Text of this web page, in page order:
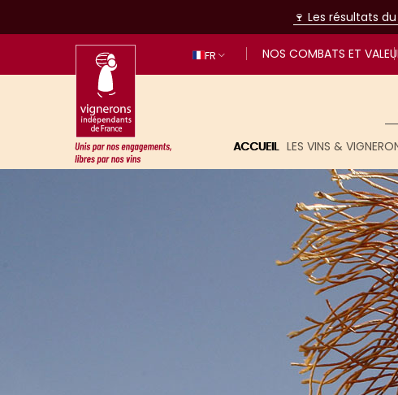
🍷 Les résultats
FR NOS COMBATS ET
Unis par nos engagements, libres par
ACCUEIL LES VINS &